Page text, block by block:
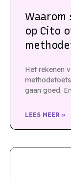
op Cito
Het rekenen
gaan goed.
LEES MEER »